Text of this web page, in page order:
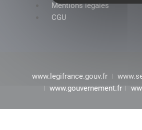
Mentions légales
CGU
www.legifrance.gouv.fr
www.gouvernement.fr